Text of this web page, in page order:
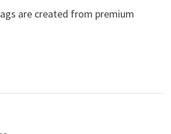
are created from premium